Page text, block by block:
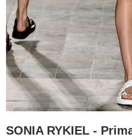
SONIA RYKIEL -